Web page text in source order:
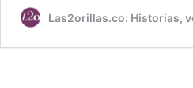
Las2orillas.co: Historias,